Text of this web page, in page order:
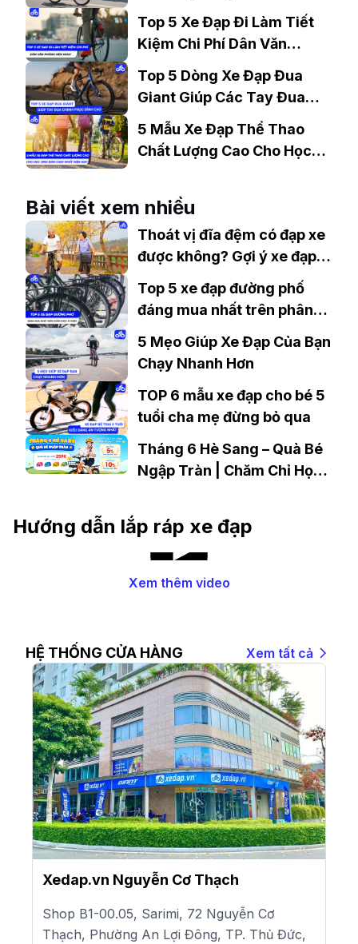
Gợi Ý Mẫu Đáng Mua
Top 5 Xe Đạp Đi Làm Tiết
Kiệm Chi Phí Dân Văn
Phòng Nên Mua?
Top 5 Dòng Xe Đạp Đua
Giant Giúp Các Tay Đua
Chinh Phục Đỉnh Cao
5 Mẫu Xe Đạp Thể Thao
Chất Lượng Cao Cho Học
Bài viết xem nhiều
Thoát vị đĩa đệm có đạp xe
được không? Gợi ý xe đạp
Top 5 xe đạp đường phố
đáng mua nhất trên phân
5 Mẹo Giúp Xe Đạp Của Bạn
Chạy Nhanh Hơn
TOP 6 mẫu xe đạp cho bé 5
tuổi cha mẹ đừng bỏ qua
Tháng 6 Hè Sang – Quà Bé
Ngập Tràn | Chăm Chỉ Học
Hướng dẫn lắp ráp xe đạp
Xem thêm video
HỆ THỐNG CỬA HÀNG Xem tất cả
Xedap.vn Nguyễn Cơ Thạch
Shop B1-00.05, Sarimi, 72 Nguyễn Cơ
Thạch, Phường An Lợi Đông, TP. Thủ Đức,